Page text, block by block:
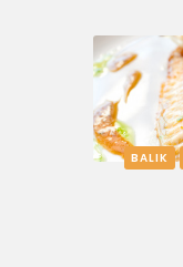
BALIK